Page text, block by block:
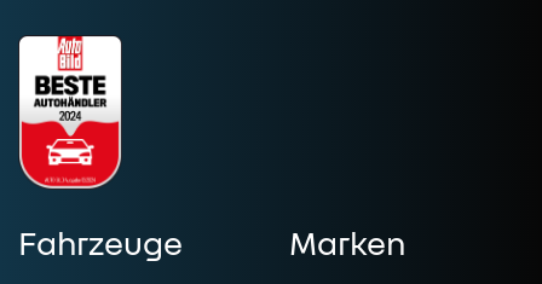
Fahrzeuge Marken